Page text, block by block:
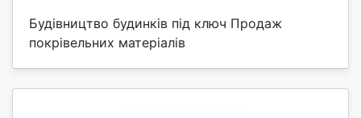
Будівництво будинків під ключ Продаж
покрівельних матеріалів